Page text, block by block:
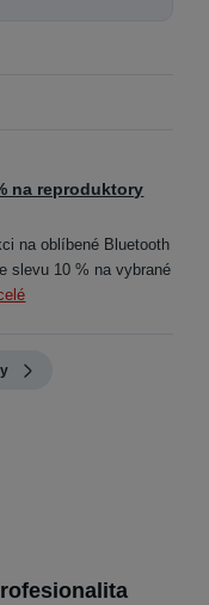
na reproduktory
na oblíbené Bluetooth
slevu 10 % na vybrané